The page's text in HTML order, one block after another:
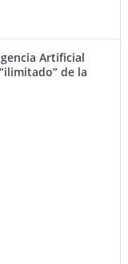
Artificial
de la